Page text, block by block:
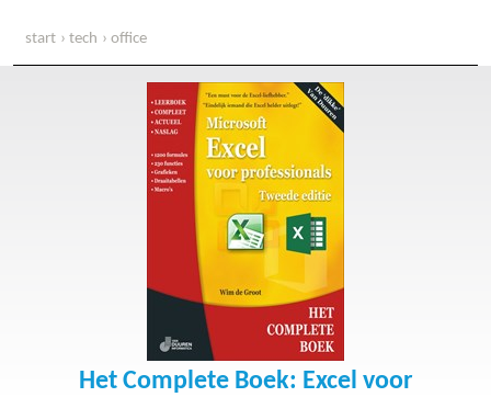
start tech office
het complete boek: excel voor professionals, 2e editie
Het Complete Boek: Excel voor